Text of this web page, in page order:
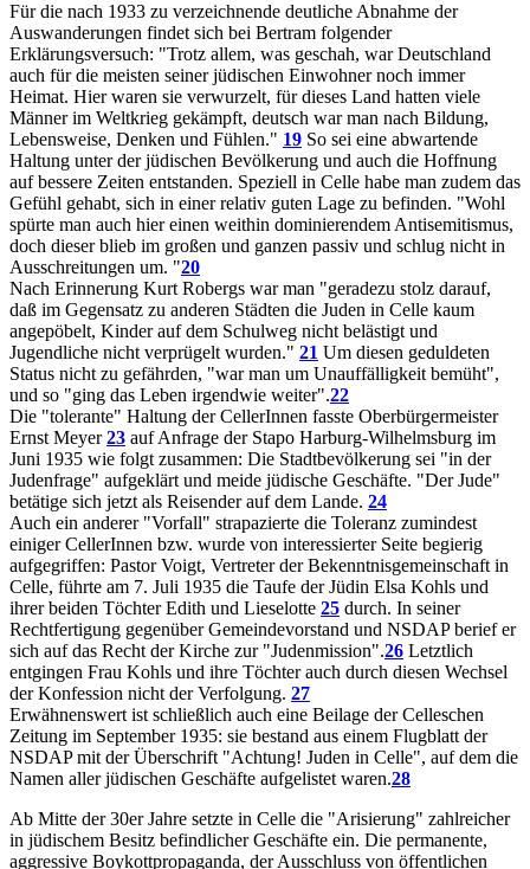
Für die nach 1933 zu verzeichnende deutliche Abnahme der
Auswanderungen findet sich bei Bertram folgender
Erklärungsversuch: "Trotz allem, was geschah, war Deutschland
auch für die meisten seiner jüdischen Einwohner noch immer
Heimat. Hier waren sie verwurzelt, für dieses Land hatten viele
Männer im Weltkrieg gekämpft, deutsch war man nach Bildung,
Lebensweise, Denken und Fühlen." 19 So sei eine abwartende
Haltung unter der jüdischen Bevölkerung und auch die Hoffnung
auf bessere Zeiten entstanden. Speziell in Celle habe man zudem das
Gefühl gehabt, sich in einer relativ guten Lage zu befinden. "Wohl
spürte man auch hier einen weithin dominierendem Antisemitismus,
doch dieser blieb im großen und ganzen passiv und schlug nicht in
Ausschreitungen um. "20
Nach Erinnerung Kurt Robergs war man "geradezu stolz darauf,
daß im Gegensatz zu anderen Städten die Juden in Celle kaum
angepöbelt, Kinder auf dem Schulweg nicht belästigt und
Jugendliche nicht verprügelt wurden." 21 Um diesen geduldeten
Status nicht zu gefährden, "war man um Unauffälligkeit bemüht",
und so "ging das Leben irgendwie weiter".22
Die "tolerante" Haltung der CellerInnen fasste Oberbürgermeister
Ernst Meyer23 auf Anfrage der Stapo Harburg-Wilhelmsburg im
Juni 1935 wie folgt zusammen: Die Stadtbevölkerung sei "in der
Judenfrage" aufgeklärt und meide jüdische Geschäfte. "Der Jude"
betätige sich jetzt als Reisender auf dem Lande. 24
Auch ein anderer "Vorfall" strapazierte die Toleranz zumindest
einiger CellerInnen bzw. wurde von interessierter Seite begierig
aufgegriffen: Pastor Voigt, Vertreter der Bekenntnisgemeinschaft in
Celle, führte am 7. Juli 1935 die Taufe der Jüdin Elsa Kohls und
ihrer beiden Töchter Edith und Lieselotte 25 durch. In seiner
Rechtfertigung gegenüber Gemeindevorstand und NSDAP berief er
sich auf das Recht der Kirche zur "Judenmission".26 Letztlich
entgingen Frau Kohls und ihre Töchter auch durch diesen Wechsel
der Konfession nicht der Verfolgung. 27
Erwähnenswert ist schließlich auch eine Beilage der Celleschen
Zeitung im September 1935: sie bestand aus einem Flugblatt der
NSDAP mit der Überschrift "Achtung! Juden in Celle", auf dem die
Namen aller jüdischen Geschäfte aufgelistet waren.28
Ab Mitte der 30er Jahre setzte in Celle die "Arisierung" zahlreicher
in jüdischem Besitz befindlicher Geschäfte ein. Die permanente,
aggressive Boykottpropaganda, der Ausschluss von öffentlichen